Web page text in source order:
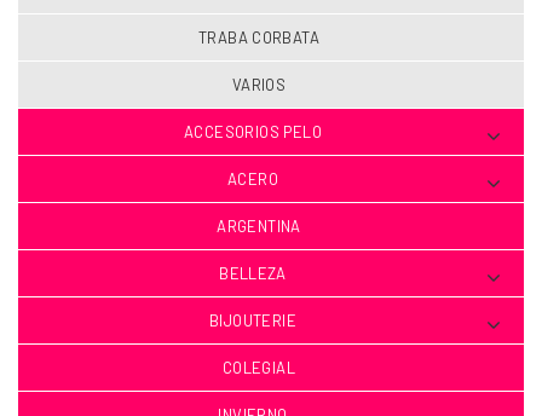
TRABA CORBATA
VARIOS
ACCESORIOS PELO
ACERO
ARGENTINA
BELLEZA
BIJOUTERIE
COLEGIAL